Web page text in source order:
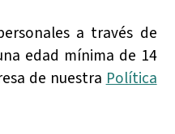
a través de
edad mínima de 14
de nuestraPolítica